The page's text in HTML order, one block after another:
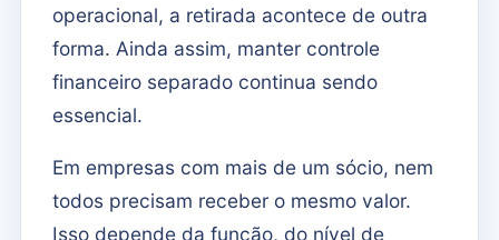
operacional, a retirada acontece de outra
forma. Ainda assim, manter controle
financeiro separado continua sendo
essencial.
Em empresas com mais de um sócio, nem
todos precisam receber o mesmo valor.
Isso depende da função, do nível de